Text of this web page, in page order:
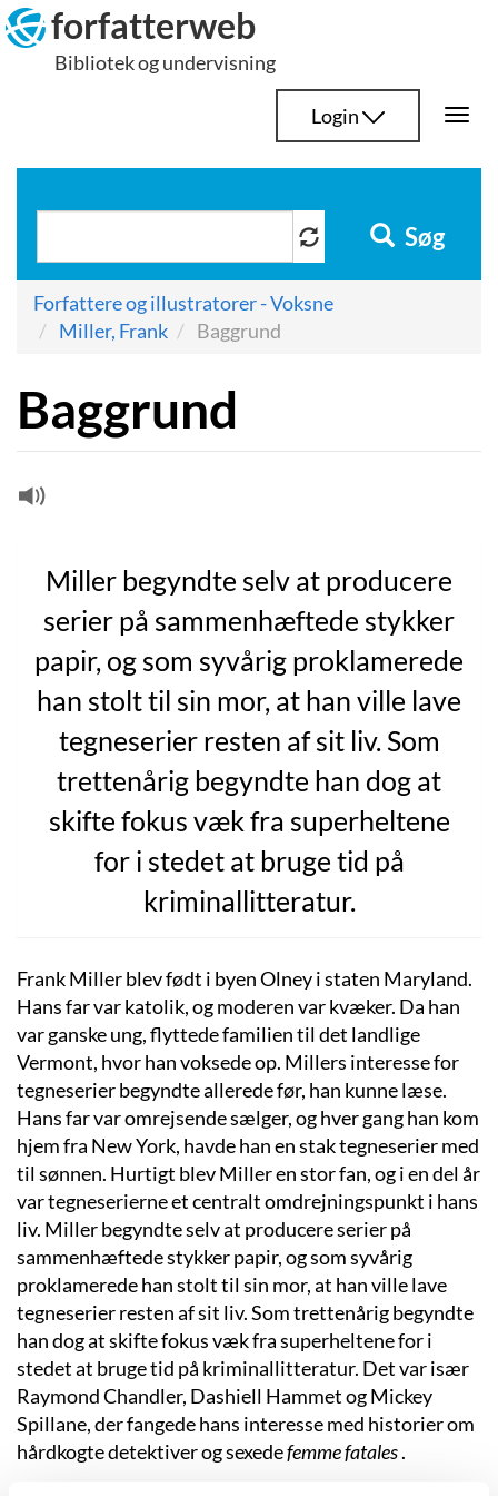
Hop
til
indhold
forfatterweb
Bibliotek og undervisning
Login
Søg
Forfattere og illustratorer - Voksne
Miller, Frank
Baggrund
Baggrund
Miller begyndte selv at producere
serier på sammenhæftede stykker
papir, og som syvårig proklamerede
han stolt til sin mor, at han ville lave
tegneserier resten af sit liv. Som
trettenårig begyndte han dog at
skifte fokus væk fra superheltene
for i stedet at bruge tid på
kriminallitteratur.
Frank Miller blev født i byen Olney i staten Maryland.
Hans far var katolik, og moderen var kvæker. Da han
var ganske ung, flyttede familien til det landlige
Vermont, hvor han voksede op. Millers interesse for
tegneserier begyndte allerede før, han kunne læse.
Hans far var omrejsende sælger, og hver gang han kom
hjem fra New York, havde han en stak tegneserier med
til sønnen. Hurtigt blev Miller en stor fan, og i en del år
var tegneserierne et centralt omdrejningspunkt i hans
liv. Miller begyndte selv at producere serier på
sammenhæftede stykker papir, og som syvårig
proklamerede han stolt til sin mor, at han ville lave
tegneserier resten af sit liv. Som trettenårig begyndte
han dog at skifte fokus væk fra superheltene for i
stedet at bruge tid på kriminallitteratur. Det var især
Raymond Chandler, Dashiell Hammet og Mickey
Spillane, der fangede hans interesse med historier om
hårdkogte detektiver og sexedefemme fatales.